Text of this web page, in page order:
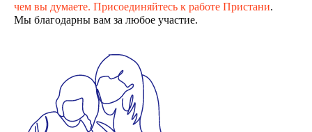
чем вы думаете. Присоединяйтесь к работе Пристани.
Мы благодарны вам за любое участие.